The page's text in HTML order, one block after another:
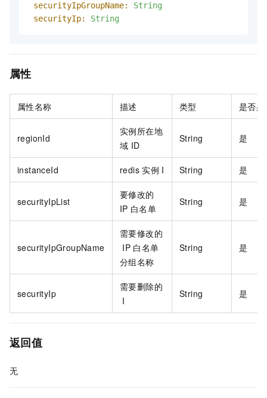
securityIpGroupName:
String
securityIp:
String
属性
属性名称 描述 类型 是否必
regionId
实例所在地
域 ID
String 是
instanceId redis 实例 I String 是
securityIpList
要修改的
IP 白名单
String 是
securityIpGroupName
需要修改的
IP 白名单
分组名称
String 是
securityIp
需要删除的
I
String 是
返回值
无